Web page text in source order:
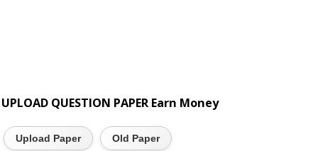
UPLOAD QUESTION PAPER Earn Money
Upload Paper Old Paper